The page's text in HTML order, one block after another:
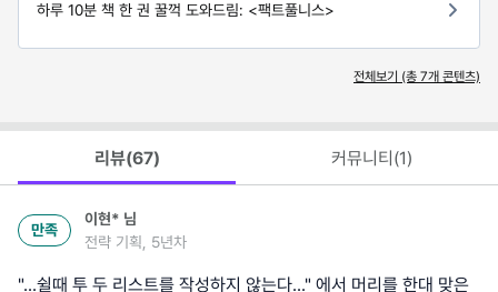
하루 10분 책 한 권 꿀꺽 도와드림: <팩트풀니스>
전체보기 (총 7개 콘텐츠)
리뷰(67) 커뮤니티(1)
만족
이현* 님
전략 기획, 5년차
"...쉴때 투 두 리스트를 작성하지 않는다..." 에서 머리를 한대 맞은